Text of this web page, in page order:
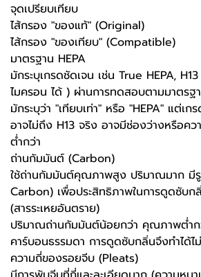
จุดเปรียบเทียบ
ไส้กรอง "ของแท้" (Original)
ไส้กรอง "ของเทียบ" (Compatible)
มาตรฐาน HEPA
มักระบุเกรดชัดเจน เช่น True HEPA,
ไมครอน ได้ ) ผ่านการทดสอบตามมาตรฐ
มักระบุว่า "เทียบเท่า" หรือ "HEPA" แต่เ
อาจไม่ถึง H13 จริง อาจมีช่องว่างหรือคว
ต่ำกว่า
ถ่านกัมมันต์ (Carbon)
ใช้ถ่านกัมมันต์คุณภาพสูง ปริมาณมาก มี
Carbon) เพื่อประสิทธิภาพในการดูดซับก
(สารระเหยอันตราย)
ปริมาณถ่านกัมมันต์น้อยกว่า คุณภาพต่ำก
คาร์บอนธรรมดา การดูดซับกลิ่นจึงทำได้ไ
ความถี่ของรอยจีบ (Pleats)